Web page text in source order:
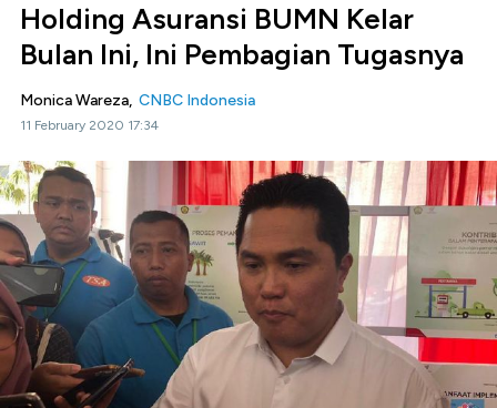
Holding Asuransi BUMN Kelar
Bulan Ini, Ini Pembagian Tugasnya
Monica Wareza, CNBC Indonesia
11 February 2020 17:34